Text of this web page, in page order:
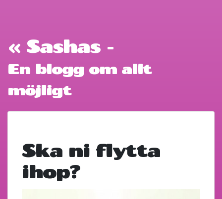
« Sashas -
En blogg om allt
möjligt
Ska ni flytta
ihop?